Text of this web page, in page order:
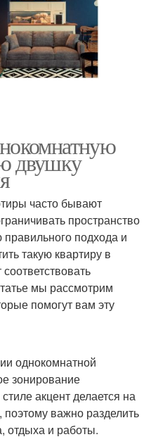
двушку
часто бывают
пространство
подхода и
такую квартиру в
мы рассмотрим
помогут вам эту
однокомнатной
зонирование
акцент делается на
важно разделить
отдыха и работы.